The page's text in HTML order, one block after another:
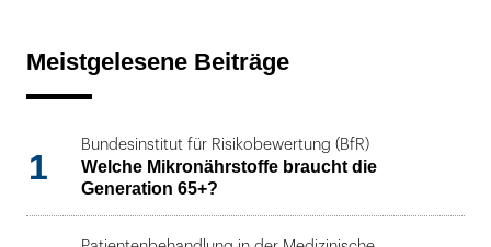
Meistgelesene Beiträge
1
Bundesinstitut für Risikobewertung (BfR)
Welche Mikronährstoffe braucht die
Generation 65+?